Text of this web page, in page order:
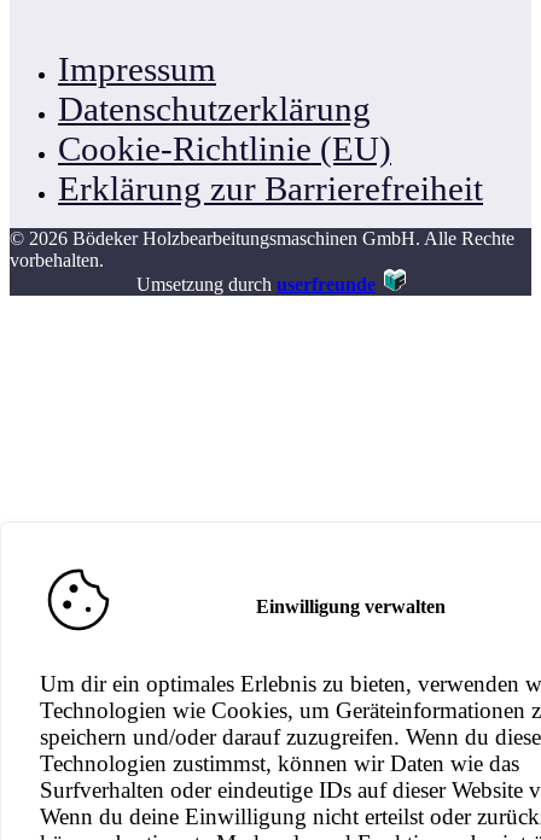
Einwilligung verwalten
Um dir ein optimales Erlebnis zu bieten, verwenden
Technologien wie Cookies, um Geräteinformationen
speichern und/oder darauf zuzugreifen. Wenn du
Technologien zustimmst, können wir Daten wie das
Surfverhalten oder eindeutige IDs auf dieser Website
Wenn du deine Einwilligung nicht erteilst oder
Impressum
Datenschutzerklärung
Cookie-Richtlinie (EU)
Erklärung zur Barrierefreiheit
© 2026 Bödeker Holzbearbeitungsmaschinen GmbH. Alle Rechte
vorbehalten.
Umsetzung durch userfreunde